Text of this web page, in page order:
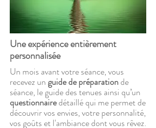
Une expérience entièrement
personnalisée
Un mois avant votre séance, vous
recevez unguide de préparationde
séance, le guide des tenues ainsi qu’un
questionnairedétaillé qui me permet de
découvrir vos envies, votre personnalité,
vos goûts et l'ambiance dont vous rêvez.